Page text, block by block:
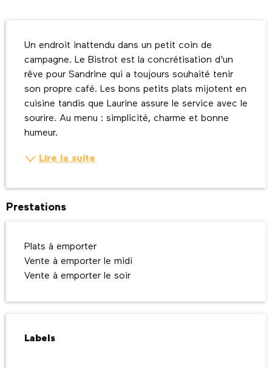
Un endroit inattendu dans un petit coin de
campagne. Le Bistrot est la concrétisation d'un
rêve pour Sandrine qui a toujours souhaité tenir
son propre café. Les bons petits plats mijotent en
cuisine tandis que Laurine assure le service avec le
sourire. Au menu : simplicité, charme et bonne
humeur.
Lire la suite
Prestations
Plats à emporter
Vente à emporter le midi
Vente à emporter le soir
Labels
Labels